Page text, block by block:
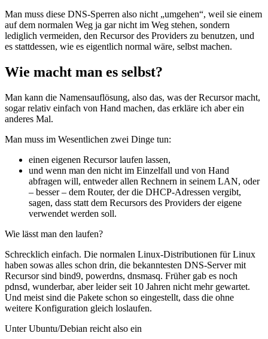
Man muss diese DNS-Sperren also nicht „umgehen“, weil sie einem
auf dem normalen Weg ja gar nicht im Weg stehen, sondern
lediglich vermeiden, den Recursor des Providers zu benutzen, und
es stattdessen, wie es eigentlich normal wäre, selbst machen.
Wie macht man es selbst?
Man kann die Namensauflösung, also das, was der Recursor macht,
sogar relativ einfach von Hand machen, das erkläre ich aber ein
anderes Mal.
Man muss im Wesentlichen zwei Dinge tun:
einen eigenen Recursor laufen lassen,
und wenn man den nicht im Einzelfall und von Hand
abfragen will, entweder allen Rechnern in seinem LAN, oder
– besser – dem Router, der die DHCP-Adressen vergibt,
sagen, dass statt dem Recursors des Providers der eigene
verwendet werden soll.
Wie lässt man den laufen?
Schrecklich einfach. Die normalen Linux-Distributionen für Linux
haben sowas alles schon drin, die bekanntesten DNS-Server mit
Recursor sind bind9, powerdns, dnsmasq. Früher gab es noch
pdnsd, wunderbar, aber leider seit 10 Jahren nicht mehr gewartet.
Und meist sind die Pakete schon so eingestellt, dass die ohne
weitere Konfiguration gleich loslaufen.
Unter Ubuntu/Debian reicht also ein